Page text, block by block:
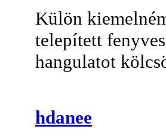
Külön
telepített
hangulatot
hdanee